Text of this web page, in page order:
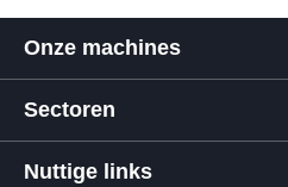
Onze machines
Sectoren
Nuttige links